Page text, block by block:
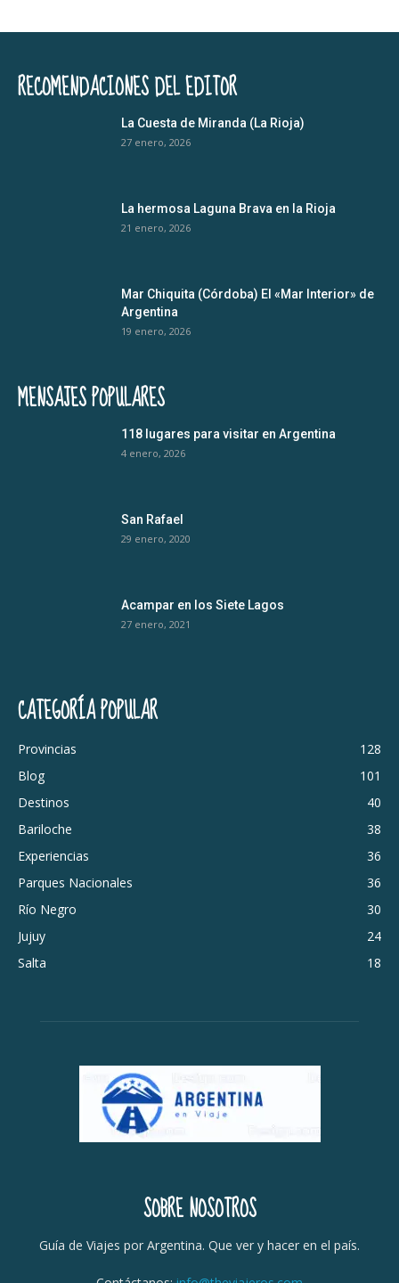
RECOMENDACIONES DEL EDITOR
La Cuesta de Miranda (La Rioja)
27 enero, 2026
La hermosa Laguna Brava en la Rioja
21 enero, 2026
Mar Chiquita (Córdoba) El «Mar Interior» de
Argentina
19 enero, 2026
MENSAJES POPULARES
118 lugares para visitar en Argentina
4 enero, 2026
San Rafael
29 enero, 2020
Acampar en los Siete Lagos
27 enero, 2021
CATEGORÍA POPULAR
Provincias
128
Blog
101
Destinos
40
Bariloche
38
Experiencias
36
Parques Nacionales
36
Río Negro
30
Jujuy
24
Salta
18
SOBRE NOSOTROS
Guía de Viajes por Argentina. Que ver y hacer en el país.